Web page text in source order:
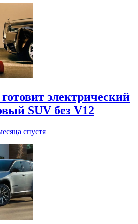
электрический
SUV без V12
спустя